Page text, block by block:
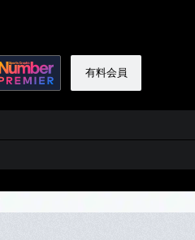
有料会員